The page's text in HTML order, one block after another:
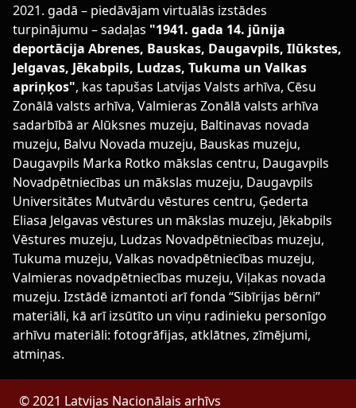
2021. gadā – piedāvājam virtuālās izstādes
turpinājumu – sadaļas "1941. gada 14. jūnija
deportācija Abrenes, Bauskas, Daugavpils, Ilūkstes,
Jelgavas, Jēkabpils, Ludzas, Tukuma un Valkas
apriņķos", kas tapušas Latvijas Valsts arhīva, Cēsu
Zonālā valsts arhīva, Valmieras Zonālā valsts arhīva
sadarbībā ar Alūksnes muzeju, Baltinavas novada
muzeju, Balvu Novada muzeju, Bauskas muzeju,
Daugavpils Marka Rotko mākslas centru, Daugavpils
Novadpētniecības un mākslas muzeju, Daugavpils
Universitātes Mutvārdu vēstures centru, Ģederta
Eliasa Jelgavas vēstures un mākslas muzeju, Jēkabpils
Vēstures muzeju, Ludzas Novadpētniecības muzeju,
Tukuma muzeju, Valkas novadpētniecības muzeju,
Valmieras novadpētniecības muzeju, Viļakas novada
muzeju. Izstādē izmantoti arī fonda “Sibīrijas bērni”
materiāli, kā arī izsūtīto un viņu radinieku personīgo
arhīvu materiāli: fotogrāfijas, atklātnes, zīmējumi,
atmiņas.
© 2021 Latvijas Nacionālais arhīvs